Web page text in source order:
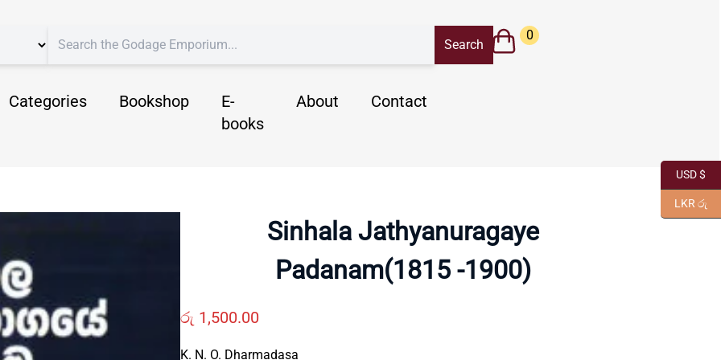
Categories Bookshop
E-
books
About Contact
0
Sinhala Jathyanuragaye
Padanam(1815 -1900)
රු 1,500.00
K. N. O. Dharmadasa
USD $
LKR රු